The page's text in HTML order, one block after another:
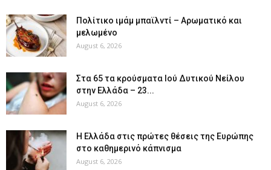
Πολίτικο ιμάμ μπαϊλντί – Αρωματικό και
μελωμένο
August 6, 2026
Στα 65 τα κρούσματα Ιού Δυτικού Νείλου
στην Ελλάδα – 23...
August 6, 2026
Η Ελλάδα στις πρώτες θέσεις της Ευρώπης
στο καθημερινό κάπνισμα
August 6, 2026